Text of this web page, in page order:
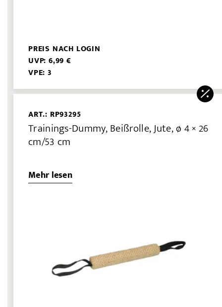
PREIS NACH LOGIN
UVP: 6,99 €
VPE: 3
ART.: RP93295
Trainings-Dummy, Beißrolle, Jute, ø 4 × 26
cm/53 cm
Mehr lesen